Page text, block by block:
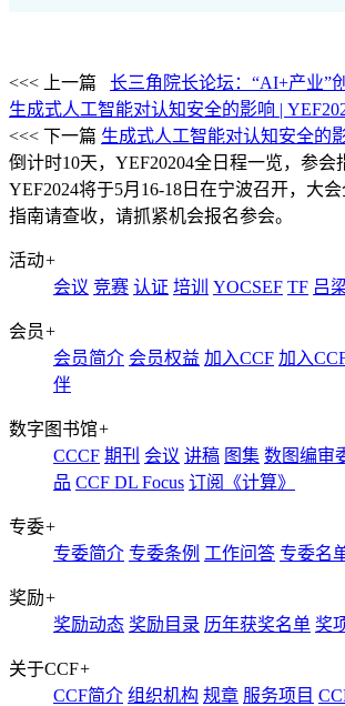
<<< 上一篇
长三角院长论坛：“AI+产业”
生成式人工智能对认知安全的影响 |
<<< 下一篇 生成式人工智能对认知安全的
倒计时10天，YEF20204全日程一览，参会
YEF2024将于5月16-18日在宁波召开，大
指南请查收，请抓紧机会报名参会。
活动+
会议 竞赛 认证 培训 YOCSEF TF 吕
会员+
会员简介 会员权益 加入CCF 加入
伴
数字图书馆+
CCCF 期刊 会议 讲稿 图集 数图编审
品 CCF DL Focus 订阅《计算》
专委+
专委简介 专委条例 工作问答 专委名
奖励+
奖励动态 奖励目录 历年获奖名单 奖
关于CCF+
CCF简介 组织机构 规章 服务项目